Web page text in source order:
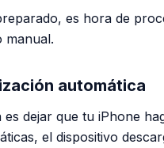
es hora de
manual.
automática
dejar que tu iPhone
el dispositivo